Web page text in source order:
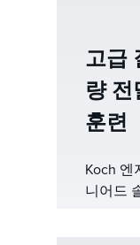
고급
량 전
훈련
Koch 엔
니어드